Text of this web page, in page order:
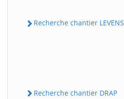
Recherche chantier LEVENS
Recherche chantier DRAP